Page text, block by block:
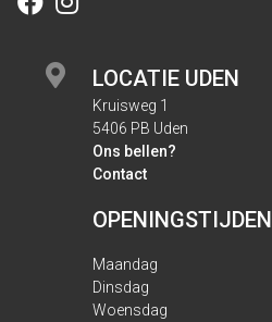
LOCATIE UDEN
Kruisweg 1
5406 PB Uden
Ons bellen?
Contact
OPENINGSTIJDEN
Maandag
Dinsdag
Woensdag